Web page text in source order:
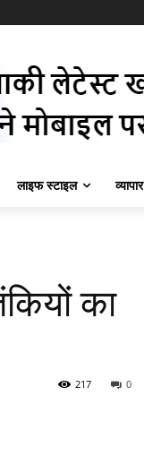
लाइफ स्टाइल व्यापार
का
0
217